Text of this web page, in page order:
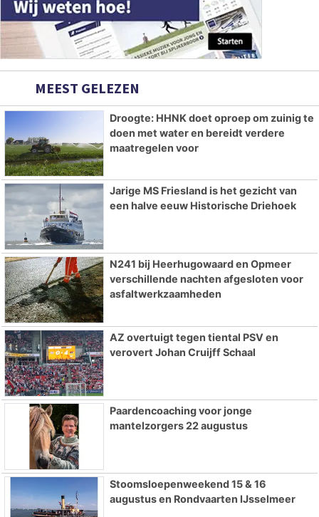
MEEST GELEZEN
Droogte: HHNK doet oproep om zuinig te
doen met water en bereidt verdere
maatregelen voor
Jarige MS Friesland is het gezicht van
een halve eeuw Historische Driehoek
N241 bij Heerhugowaard en Opmeer
verschillende nachten afgesloten voor
asfaltwerkzaamheden
AZ overtuigt tegen tiental PSV en
verovert Johan Cruijff Schaal
Paardencoaching voor jonge
mantelzorgers 22 augustus
Stoomsloepenweekend 15 & 16
augustus en Rondvaarten IJsselmeer